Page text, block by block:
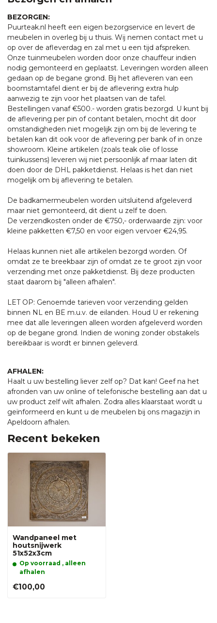
BEZORGEN:
Puurteak.nl heeft een eigen bezorgservice en levert de
meubelen in overleg bij u thuis. Wij nemen contact met u
op over de afleverdag en zal met u een tijd afspreken.
Onze tuinmeubelen worden door onze chauffeur indien
nodig gemonteerd en geplaatst. Leveringen worden alleen
gedaan op de begane grond. Bij het afleveren van een
boomstamtafel dient er bij de aflevering extra hulp
aanwezig te zijn voor het plaatsen van de tafel.
Bestellingen vanaf €500.- worden gratis bezorgd. U kunt bij
de aflevering per pin of contant betalen, mocht dit door
omstandigheden niet mogelijk zijn om bij de levering te
betalen kan dit ook voor de aflevering per bank of in onze
showroom. Kleine artikelen (zoals teak olie of losse
tuinkussens) leveren wij niet persoonlijk af maar laten dit
doen door de DHL pakketdienst. Helaas is het dan niet
mogelijk om bij aflevering te betalen.
De badkamermeubelen worden uitsluitend afgeleverd
maar niet gemonteerd, dit dient u zelf te doen.
De verzendkosten onder de €750,- orderwaarde zijn: voor
kleine pakketten €7,50 en voor eigen vervoer €24,95.
Helaas kunnen niet alle artikelen bezorgd worden. Of
omdat ze te breekbaar zijn of omdat ze te groot zijn voor
verzending met onze pakketdienst. Bij deze producten
staat daarom bij "alleen afhalen".
LET OP: Genoemde tarieven voor verzending gelden
binnen NL en BE m.u.v. de eilanden. Houd U er rekening
mee dat alle leveringen alleen worden afgeleverd worden
op de begane grond. Indien de woning zonder obstakels
bereikbaar is wordt er binnen geleverd.
AFHALEN:
Haalt u uw bestelling liever zelf op? Dat kan! Geef na het
afronden van uw online of telefonische bestelling aan dat u
uw product zelf wilt afhalen. Zodra alles klaarstaat wordt u
geïnformeerd en kunt u de meubelen bij ons magazijn in
Apeldoorn afhalen.
Recent bekeken
Wandpaneel met
houtsnijwerk
51x52x3cm
Op voorraad , alleen
afhalen
€100,00